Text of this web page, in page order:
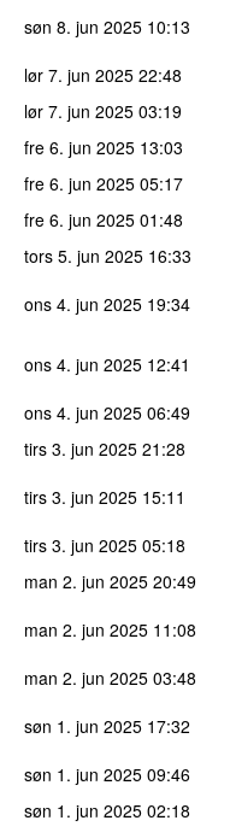
søn 8. jun 2025 10:13
lør 7. jun 2025 22:48
lør 7. jun 2025 03:19
fre 6. jun 2025 13:03
fre 6. jun 2025 05:17
fre 6. jun 2025 01:48
tors 5. jun 2025 16:33
ons 4. jun 2025 19:34
ons 4. jun 2025 12:41
ons 4. jun 2025 06:49
tirs 3. jun 2025 21:28
tirs 3. jun 2025 15:11
tirs 3. jun 2025 05:18
man 2. jun 2025 20:49
man 2. jun 2025 11:08
man 2. jun 2025 03:48
søn 1. jun 2025 17:32
søn 1. jun 2025 09:46
søn 1. jun 2025 02:18